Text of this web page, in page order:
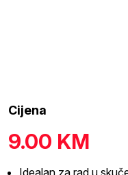
Cijena
9.00 KM
Idealan za rad u